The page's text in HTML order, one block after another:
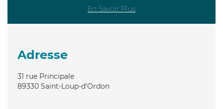
En Savoir Plus
Adresse
31 rue Principale
89330 Saint-Loup-d'Ordon